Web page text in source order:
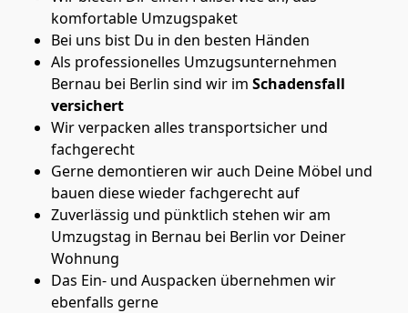
komfortable Umzugspaket
Bei uns bist Du in den besten Händen
Als professionelles Umzugsunternehmen
Bernau bei Berlin sind wir im Schadensfall
versichert
Wir verpacken alles transportsicher und
fachgerecht
Gerne demontieren wir auch Deine Möbel und
bauen diese wieder fachgerecht auf
Zuverlässig und pünktlich stehen wir am
Umzugstag in Bernau bei Berlin vor Deiner
Wohnung
Das Ein- und Auspacken übernehmen wir
ebenfalls gerne